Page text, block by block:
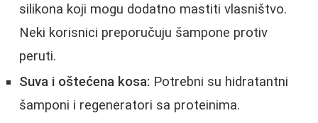
silikona koji mogu dodatno mastiti vlasništvo.
Neki korisnici preporučuju šampone protiv
peruti.
Suva i oštećena kosa: Potrebni su hidratantni
šamponi i regeneratori sa proteinima.